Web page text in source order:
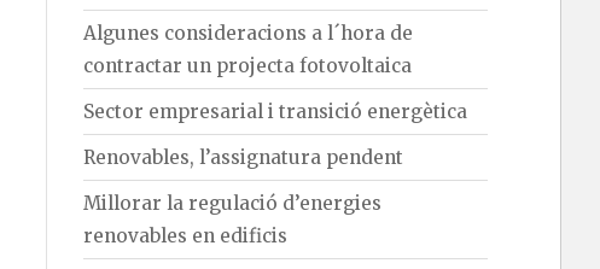
Algunes consideracions a l´hora de
contractar un projecta fotovoltaica
Sector empresarial i transició energètica
Renovables, l’assignatura pendent
Millorar la regulació d’energies
renovables en edificis